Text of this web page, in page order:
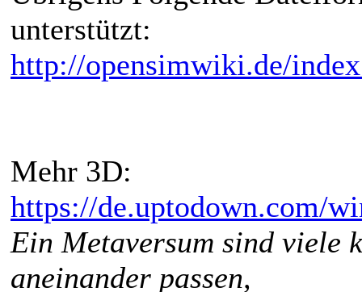
unterstützt:
http://opensimwiki.de/
Mehr 3D:
https://de.uptodown.com/
Ein Metaversum sind viele
aneinander passen,